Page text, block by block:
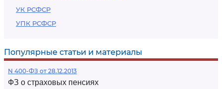
УК РСФСР
УПК РСФСР
Популярные статьи и материалы
N 400-ФЗ от 28.12.2013
ФЗ о страховых пенсиях